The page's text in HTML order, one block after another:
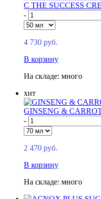
C THE SUCCESS
-
4 730 руб.
В корзину
На складе: много
хит
GINSENG &
-
2 470 руб.
В корзину
На складе: много